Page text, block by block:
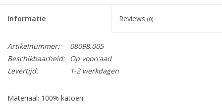
Informatie Reviews (0)
Artikelnummer:
08098.005
Beschikbaarheid:
Op voorraad
Levertijd:
1-2 werkdagen
Materiaal: 100% katoen